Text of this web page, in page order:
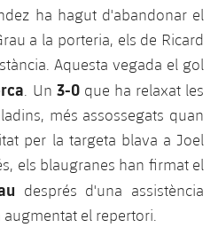
Amateur
ha hagut d'abandonar el
a la porteria, els de Ricard
Aquesta vegada el gol
. Un 3-0 que ha relaxat les
més assossegats quan
per la targeta blava a Joel
els blaugranes han firmat el
després d'una assistència
el repertori.